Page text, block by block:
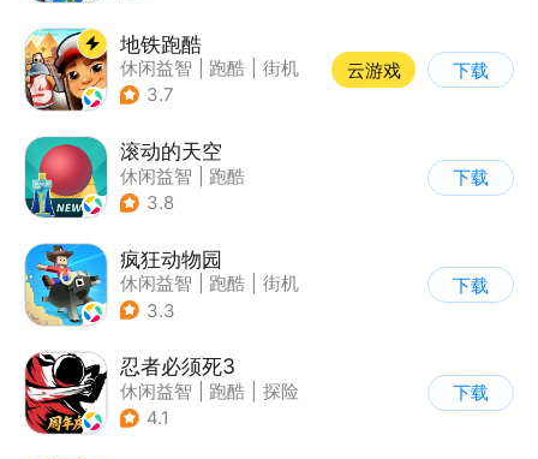
地铁跑酷
休闲益智 跑酷
街机
| 创梦天地
3.7
云游戏 下载
滚动的天空
休闲益智
跑酷
| 女性向
3.8
下载
疯狂动物园
休闲益智 跑酷
街机
| 像素风
3.3
下载
忍者必须死3
休闲益智 跑酷
探险
| 和风
4.1
下载